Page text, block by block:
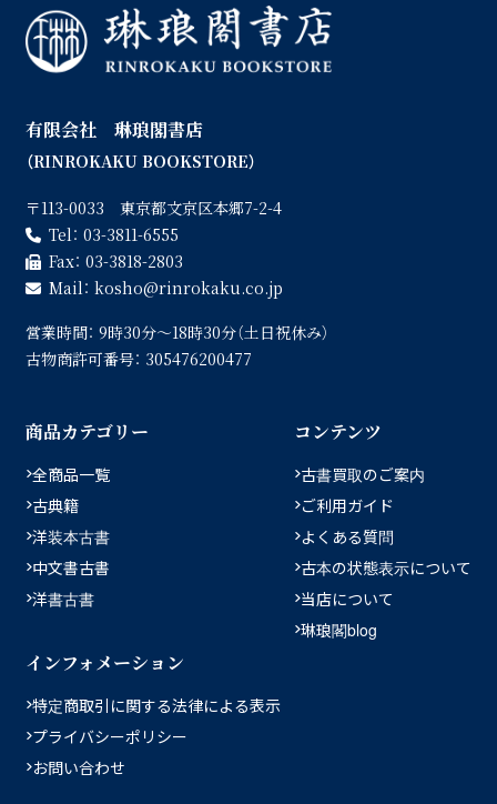
有限会社 琳琅閣書店
（RINROKAKU BOOKSTORE）
〒113-0033 東京都文京区本郷7-2-4
Tel： 03-3811-6555
Fax： 03-3818-2803
Mail： kosho
rinrokaku.co.jp
営業時間： 9時30分〜18時30分（土日祝休み）
古物商許可番号： 305476200477
商品カテゴリー
全商品一覧
古典籍
洋装本古書
中文書古書
洋書古書
コンテンツ
古書買取のご案内
ご利用ガイド
よくある質問
古本の状態表示について
当店について
琳琅閣blog
インフォメーション
特定商取引に関する法律による表示
プライバシーポリシー
お問い合わせ